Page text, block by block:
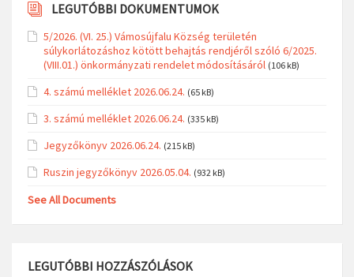
LEGUTÓBBI DOKUMENTUMOK
5/2026. (VI. 25.) Vámosújfalu Község területén
súlykorlátozáshoz kötött behajtás rendjéről szóló 6/2025.
(VIII.01.) önkormányzati rendelet módosításáról (106 kB)
4. számú melléklet 2026.06.24. (65 kB)
3. számú melléklet 2026.06.24. (335 kB)
Jegyzőkönyv 2026.06.24. (215 kB)
Ruszin jegyzőkönyv 2026.05.04. (932 kB)
See All Documents
LEGUTÓBBI HOZZÁSZÓLÁSOK